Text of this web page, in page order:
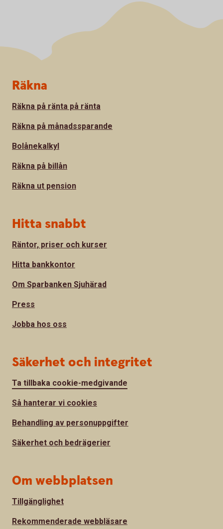
Sidfot
Räkna
Räkna på ränta på ränta
Räkna på månadssparande
Bolånekalkyl
Räkna på billån
Räkna ut pension
Hitta snabbt
Räntor, priser och kurser
Hitta bankkontor
Om Sparbanken Sjuhärad
Press
Jobba hos oss
Säkerhet och integritet
Ta tillbaka cookie-medgivande
Så hanterar vi cookies
Behandling av personuppgifter
Säkerhet och bedrägerier
Om webbplatsen
Tillgänglighet
Rekommenderade webbläsare